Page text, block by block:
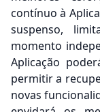
contínuo à
suspenso,
momento
Aplicação
permitir a
novas